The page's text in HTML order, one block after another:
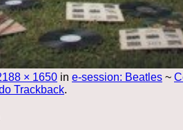
× 1650 in e-session: Beatles ~
Trackback.